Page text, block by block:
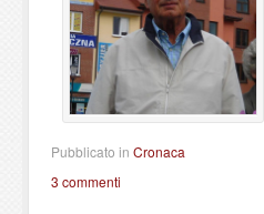
Pubblicato in Cronaca
3 commenti